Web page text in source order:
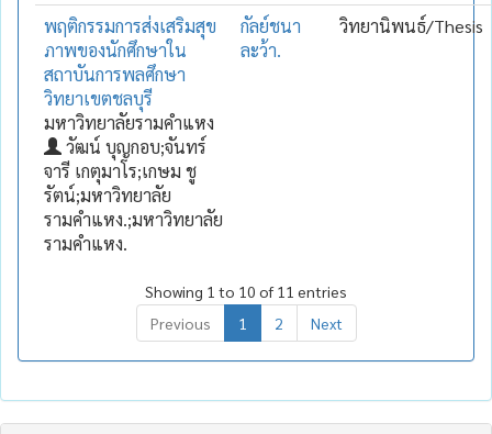
พฤติกรรมการส่งเสริมสุข
ภาพของนักศึกษาใน
สถาบันการพลศึกษา
วิทยาเขตชลบุรี
มหาวิทยาลัยรามคำแหง
วัฒน์ บุญกอบ;จันทร์
จารี เกตุมาโร;เกษม ชู
รัตน์;มหาวิทยาลัย
รามคำแหง.;มหาวิทยาลัย
รามคำแหง.
กัลย์ชนา
ละว้า.
วิทยานิพนธ์/Thesis
Showing 1 to 10 of 11 entries
Previous
1 2 Next